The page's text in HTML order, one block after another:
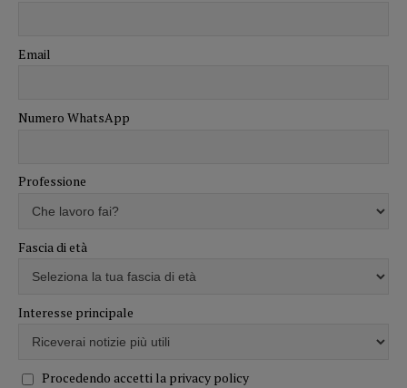
Email
Numero WhatsApp
Professione
Fascia di età
Interesse principale
Procedendo accetti la privacy policy